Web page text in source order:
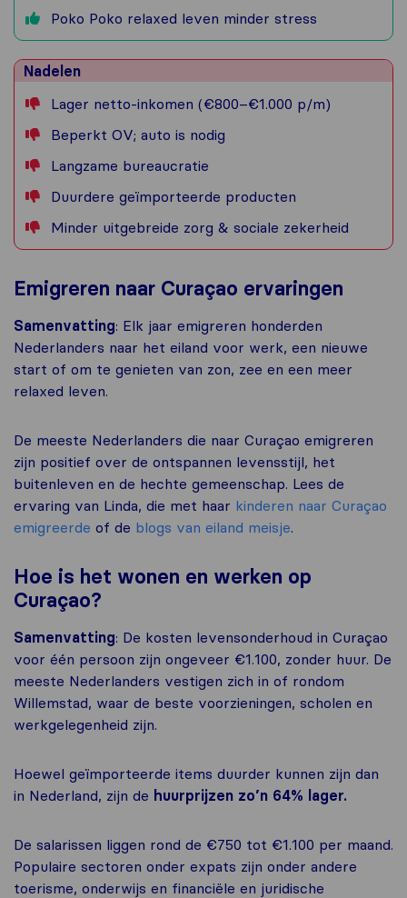
Poko Poko relaxed leven minder stress
Nadelen
Lager netto-inkomen (€800–€1.000 p/m)
Beperkt OV; auto is nodig
Langzame bureaucratie
Duurdere geïmporteerde producten
Minder uitgebreide zorg & sociale zekerheid
Emigreren naar Curaçao ervaringen
Samenvatting: Elk jaar emigreren honderden
Nederlanders naar het eiland voor werk, een nieuwe
start of om te genieten van zon, zee en een meer
relaxed leven.
De meeste Nederlanders die naar Curaçao emigreren
zijn positief over de ontspannen levensstijl, het
buitenleven en de hechte gemeenschap. Lees de
ervaring van Linda, die met haar kinderen naar Curaçao
emigreerde of de blogs van eiland meisje.
Hoe is het wonen en werken op
Curaçao?
Samenvatting: De kosten levensonderhoud in Curaçao
voor één persoon zijn ongeveer €1.100, zonder huur. De
meeste Nederlanders vestigen zich in of rondom
Willemstad, waar de beste voorzieningen, scholen en
werkgelegenheid zijn.
Hoewel geïmporteerde items duurder kunnen zijn dan
in Nederland, zijn de huurprijzen zo’n 64% lager.
De salarissen liggen rond de €750 tot €1.100 per maand.
Populaire sectoren onder expats zijn onder andere
toerisme, onderwijs en financiële en juridische